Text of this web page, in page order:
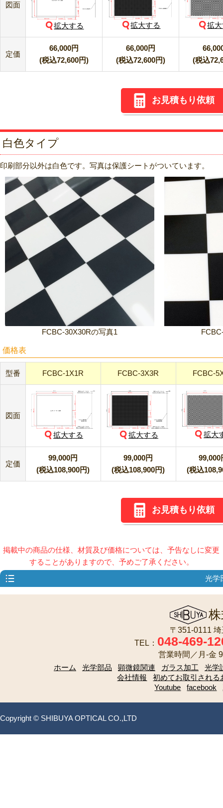
図面
拡大する 拡大する 拡
定価
66,000円
(税込72,600円)
66,000円
(税込72,600円)
(税込
お見積もり依頼
白色タイプ
印刷部分以外は白色です。写真は保護シートがついています。
FCBC-30X30Rの写真1
価格表
型番 FCBC-1X1R FCBC-3X3R FCBC-
図面
拡大する 拡大する 拡大
定価
99,000円
(税込108,900円)
99,000円
(税込108,900円)
99,000
(税込
お見積もり依頼
掲載中の商品の仕様、材質及び価格については、予告なしに変更
することがありますので、予めご了承ください。
光学
〒351-0111
TEL： 048-469-
営業時間／月-金
ホーム
光学部品 顕微鏡関連 ガラス加工
光学
会社情報
初めてお取引される
Youtube
facebook
Copyright © SHIBUYA OPTICAL CO.,LTD